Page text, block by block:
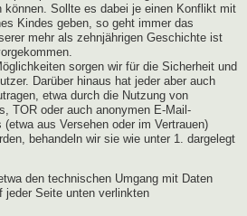
können. Sollte es dabei je einen Konflikt mit
Kindes geben, so geht immer das
mehr als zehnjährigen Geschichte ist
sorgen wir für die Sicherheit und
Darüber hinaus hat jeder aber auch
etwa durch die Nutzung von
TOR oder auch anonymen E-Mail-
aus Versehen oder im Vertrauen)
behandeln wir sie wie unter 1. dargelegt
den technischen Umgang mit Daten
jeder Seite unten verlinkten